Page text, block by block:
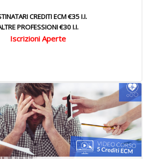
CREDITI ECM €35 I.I.
PROFESSIONI €30 I.I.
Iscrizioni Aperte